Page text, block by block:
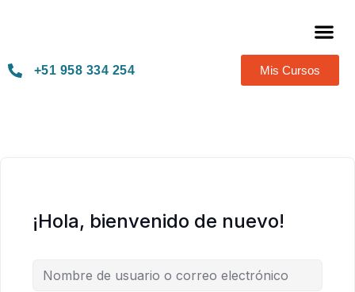
+51 958 334 254 Mis Cursos
¡Hola, bienvenido de nuevo!